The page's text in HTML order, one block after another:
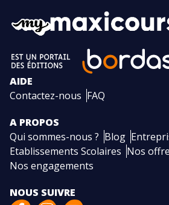
AIDE
Contactez-nous FAQ
A PROPOS
Qui sommes-nous ? Blog
Etablissements Scolaires Nos
Nos engagements
NOUS SUIVRE